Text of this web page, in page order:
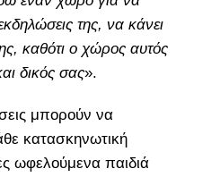
της, να κάνει
καθότι ο χώρος αυτός
δικός σας».
μπορούν να
κατασκηνωτική
ωφελούμενα παιδιά